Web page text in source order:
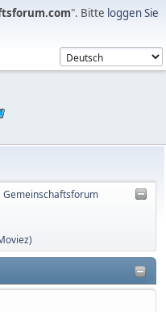
". Bitte loggen Sie
Gemeinschaftsforum